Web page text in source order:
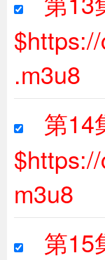
.m3u8
第14
m3u8
第15